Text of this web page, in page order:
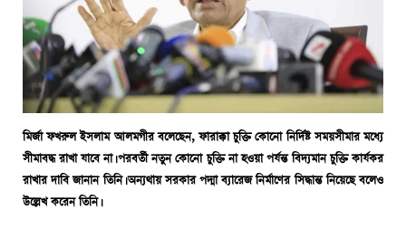
মির্জা ফখরুল ইসলাম আলমগীর বলেছেন, ফারাক্কা চুক্তি কোনো নির্দিষ্ট সময়সীমার মধ্যে
সীমাবদ্ধ রাখা যাবে না। পরবর্তী নতুন কোনো চুক্তি না হওয়া পর্যন্ত বিদ্যমান চুক্তি কার্যকর
রাখার দাবি জানান তিনি। অন্যথায় সরকার পদ্মা ব্যারেজ নির্মাণের সিদ্ধান্ত নিয়েছে বলেও
উল্লেখ করেন তিনি।